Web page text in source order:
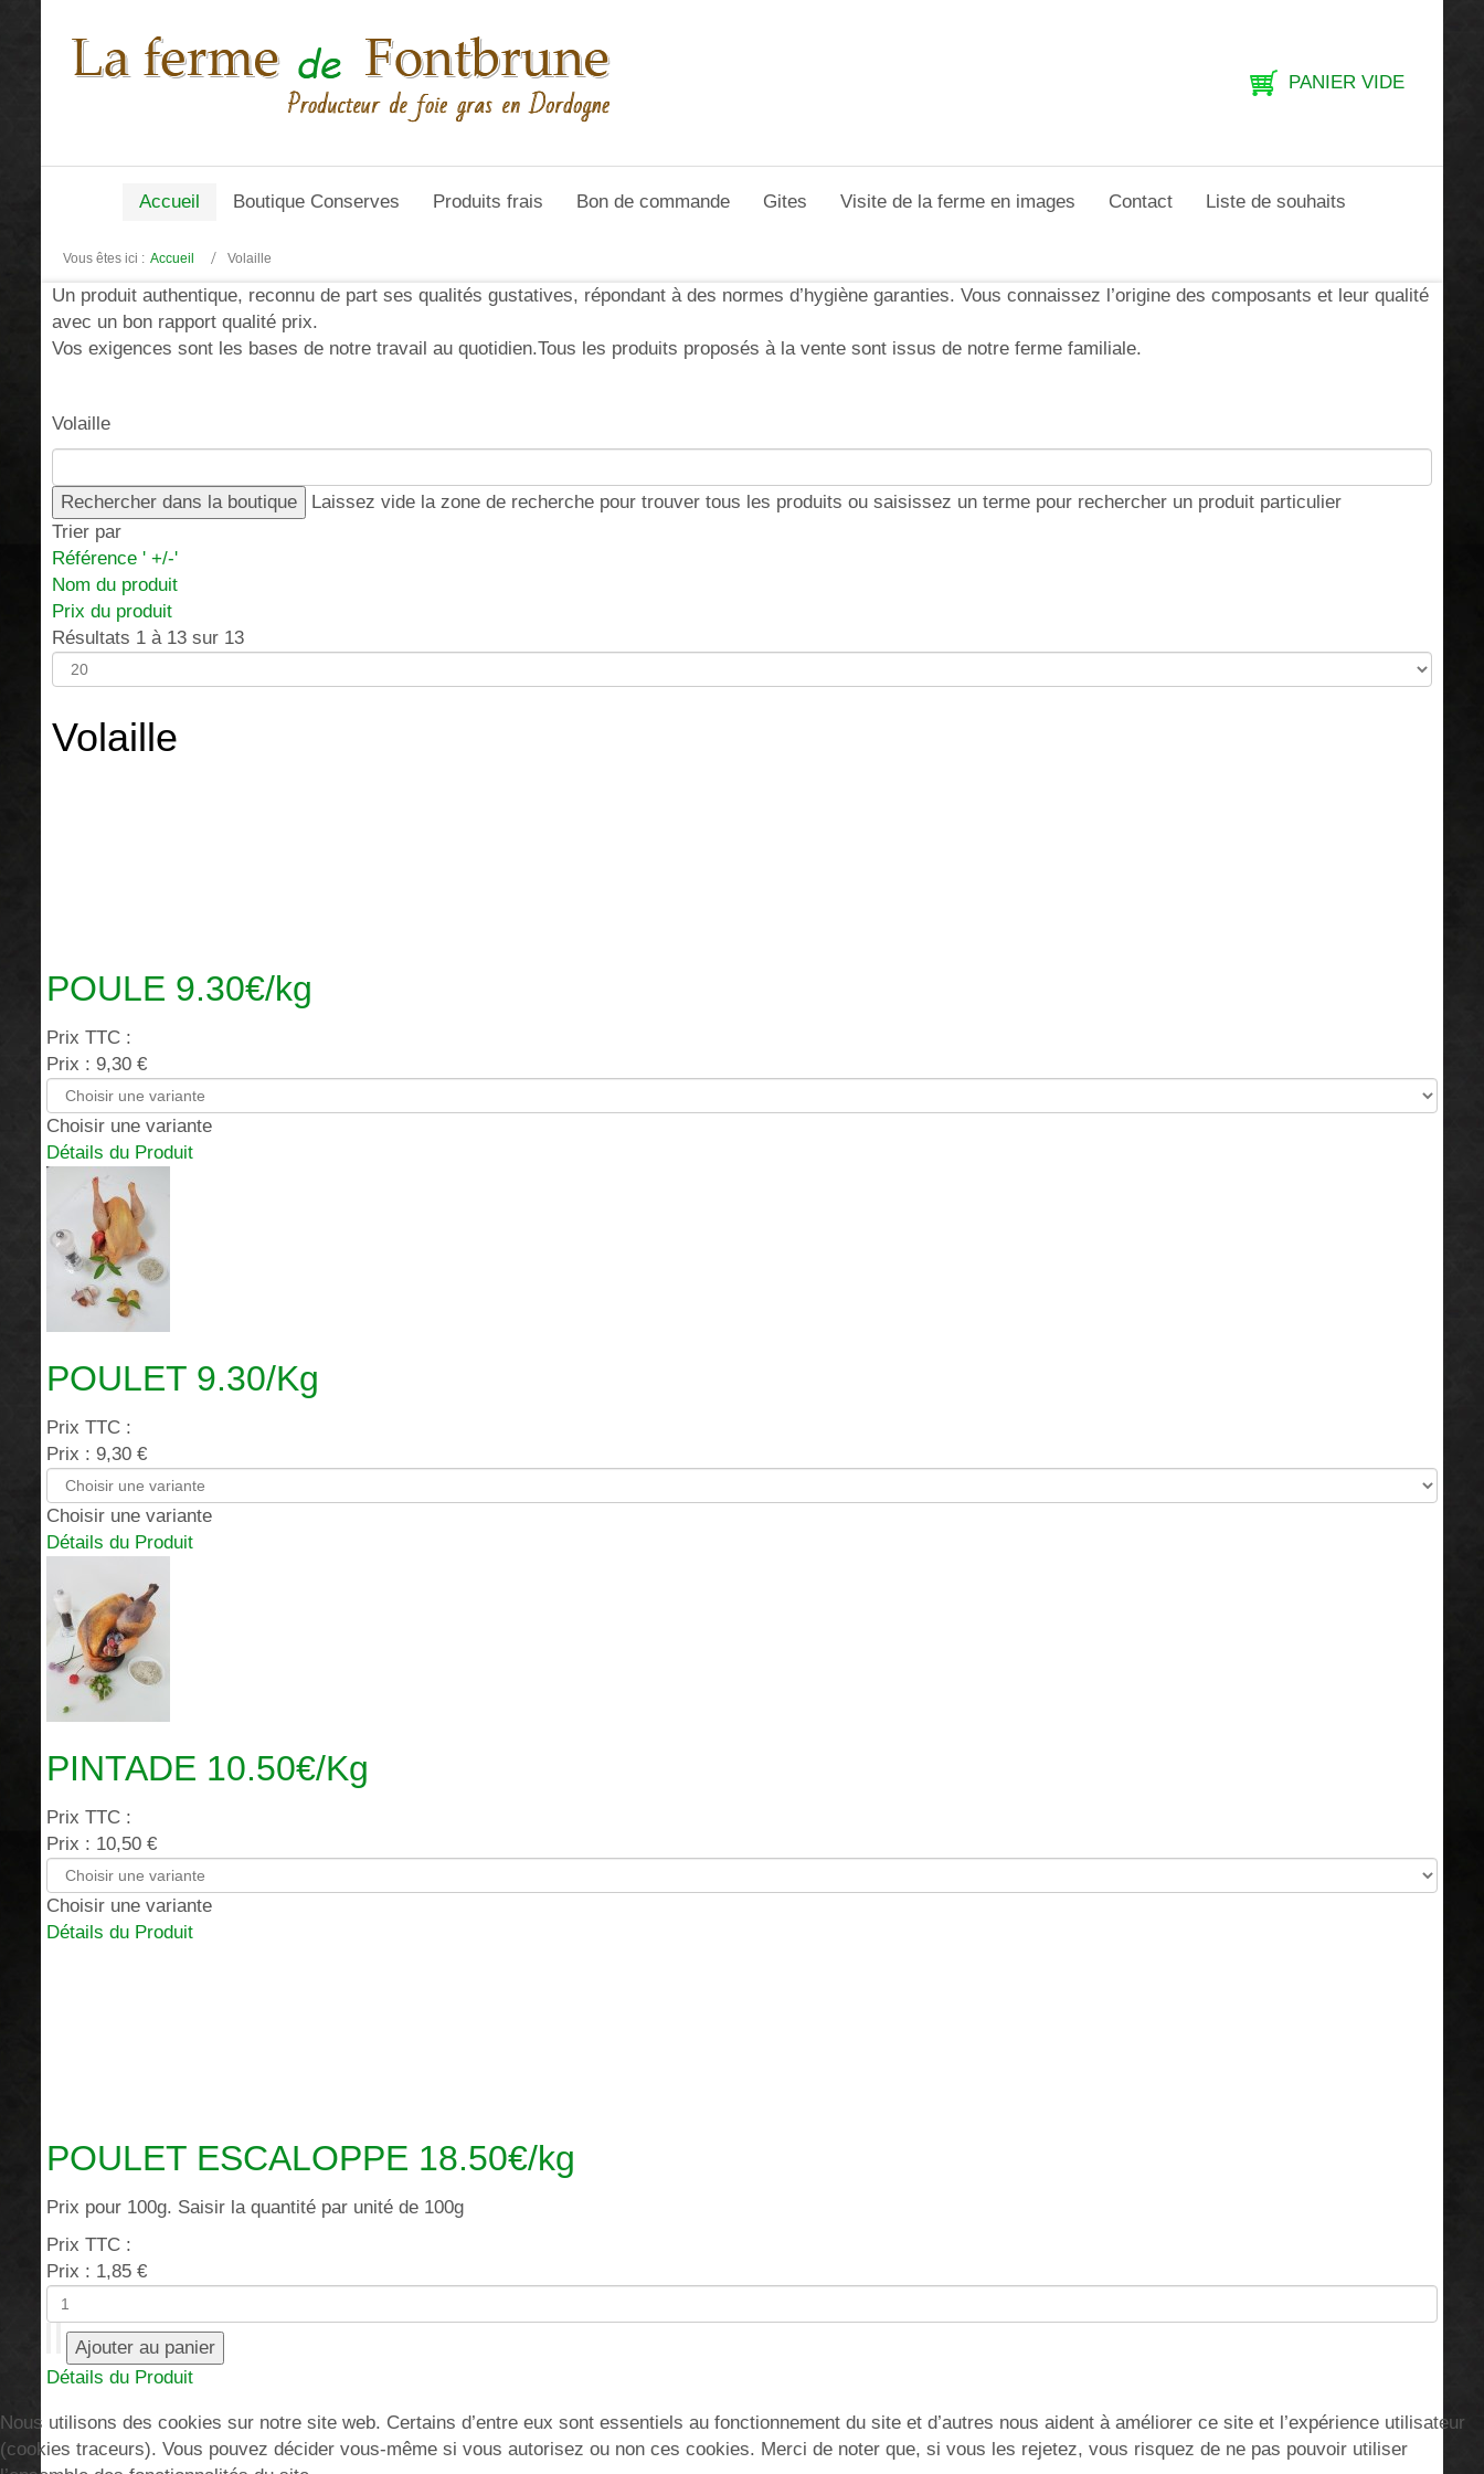
PANIER VIDE
Accueil Boutique Conserves Produits frais Bon de commande Gites Visite de la ferme en images Contact Liste de souhaits
Vous êtes ici : Accueil Volaille
Un produit authentique, reconnu de part ses qualités gustatives, répondant à des normes d’hygiène garanties. Vous connaissez l’origine des composants et leur qualité
avec un bon rapport qualité prix.
Vos exigences sont les bases de notre travail au quotidien.Tous les produits proposés à la vente sont issus de notre ferme familiale.
Volaille
Laissez vide la zone de recherche pour trouver tous les produits ou saisissez un terme pour rechercher un produit particulier
Trier par
Référence ' +/-'
Nom du produit
Prix du produit
Résultats 1 à 13 sur 13
Volaille
POULE 9.30€/kg
Prix TTC :
Prix : 9,30 €
Choisir une variante
Détails du Produit
POULET 9.30/Kg
Prix TTC :
Prix : 9,30 €
Choisir une variante
Détails du Produit
PINTADE 10.50€/Kg
Prix TTC :
Prix : 10,50 €
Choisir une variante
Détails du Produit
POULET ESCALOPPE 18.50€/kg
Prix pour 100g. Saisir la quantité par unité de 100g
Prix TTC :
Prix : 1,85 €
Détails du Produit
Nous utilisons des cookies sur notre site web. Certains d’entre eux sont essentiels au fonctionnement du site et d’autres nous aident à améliorer ce site et l’expérience utilisateur
(cookies traceurs). Vous pouvez décider vous-même si vous autorisez ou non ces cookies. Merci de noter que, si vous les rejetez, vous risquez de ne pas pouvoir utiliser